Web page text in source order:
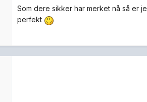
Som dere sikker har merket nå så er
perfekt